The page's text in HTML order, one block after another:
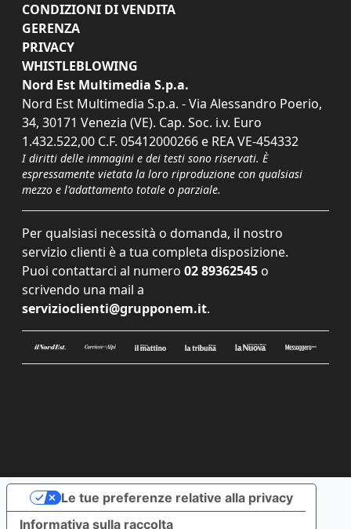
CONDIZIONI DI VENDITA
GERENZA
PRIVACY
WHISTLEBLOWING
Nord Est Multimedia S.p.a.
Nord Est Multimedia S.p.a. - Via Alessandro Poerio,
34, 30171 Venezia (VE). Cap. Soc. i.v. Euro
1.432.522,00 C.F. 05412000266 e REA VE-454332
I diritti delle immagini e dei testi sono riservati. È
espressamente vietata la loro riproduzione con qualsiasi
mezzo e l'adattamento totale o parziale.
Per qualsiasi necessità o domanda, il nostro
servizio clienti è a tua completa disposizione.
Puoi contattarci al numero 02 89362545 o
scrivendo una mail a
servizioclienti@grupponem.it.
Informativa sulla raccolta
Le tue preferenze relative alla privacy